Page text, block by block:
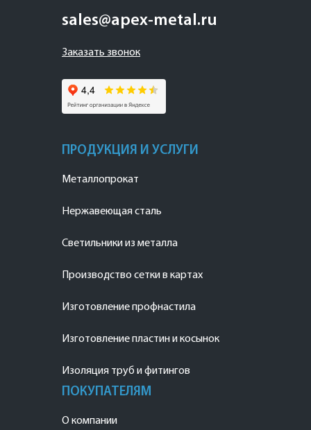
sales@apex-metal.ru
Заказать звонок
ПРОДУКЦИЯ И УСЛУГИ
Металлопрокат
Нержавеющая сталь
Светильники из металла
Производство сетки в картах
Изготовление профнастила
Изготовление пластин и косынок
Изоляция труб и фитингов
ПОКУПАТЕЛЯМ
О компании